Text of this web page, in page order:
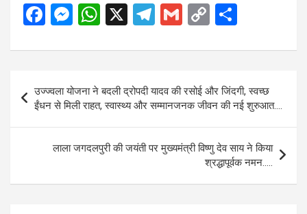
F
ce
o
o
k
M
se
n
g
er
W
at
A
p
p
X
T
e
a
m
G
ail
C
py
Li
n
k
ar
e
navigation
उज्ज्वला योजना ने बदली द्रोपदी यादव की रसोई और जिंदगी, स्वच्छ
ईंधन से मिली राहत, स्वास्थ्य और सम्मानजनक जीवन की नई शुरुआत….
लाला जगदलपुरी की जयंती पर मुख्यमंत्री विष्णु देव साय ने किया
श्रद्धापूर्वक नमन…..